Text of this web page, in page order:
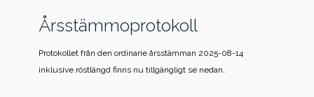
Årsstämmoprotokoll
Protokollet från den ordinarie årsstämman 2025-08-14
inklusive röstlängd finns nu tillgängligt se nedan.